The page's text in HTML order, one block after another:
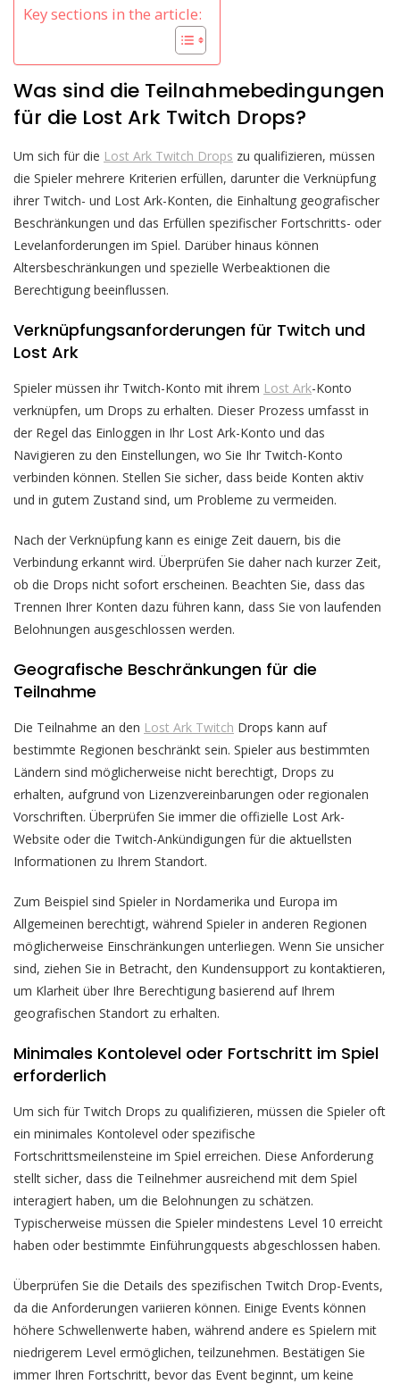
Key sections in the article:
Was sind die Teilnahmebedingungen
für die Lost Ark Twitch Drops?
Um sich für die Lost Ark Twitch Drops zu qualifizieren, müssen
die Spieler mehrere Kriterien erfüllen, darunter die Verknüpfung
ihrer Twitch- und Lost Ark-Konten, die Einhaltung geografischer
Beschränkungen und das Erfüllen spezifischer Fortschritts- oder
Levelanforderungen im Spiel. Darüber hinaus können
Altersbeschränkungen und spezielle Werbeaktionen die
Berechtigung beeinflussen.
Verknüpfungsanforderungen für Twitch und
Lost Ark
Spieler müssen ihr Twitch-Konto mit ihrem Lost Ark-Konto
verknüpfen, um Drops zu erhalten. Dieser Prozess umfasst in
der Regel das Einloggen in Ihr Lost Ark-Konto und das
Navigieren zu den Einstellungen, wo Sie Ihr Twitch-Konto
verbinden können. Stellen Sie sicher, dass beide Konten aktiv
und in gutem Zustand sind, um Probleme zu vermeiden.
Nach der Verknüpfung kann es einige Zeit dauern, bis die
Verbindung erkannt wird. Überprüfen Sie daher nach kurzer Zeit,
ob die Drops nicht sofort erscheinen. Beachten Sie, dass das
Trennen Ihrer Konten dazu führen kann, dass Sie von laufenden
Belohnungen ausgeschlossen werden.
Geografische Beschränkungen für die
Teilnahme
Die Teilnahme an den Lost Ark Twitch Drops kann auf
bestimmte Regionen beschränkt sein. Spieler aus bestimmten
Ländern sind möglicherweise nicht berechtigt, Drops zu
erhalten, aufgrund von Lizenzvereinbarungen oder regionalen
Vorschriften. Überprüfen Sie immer die offizielle Lost Ark-
Website oder die Twitch-Ankündigungen für die aktuellsten
Informationen zu Ihrem Standort.
Zum Beispiel sind Spieler in Nordamerika und Europa im
Allgemeinen berechtigt, während Spieler in anderen Regionen
möglicherweise Einschränkungen unterliegen. Wenn Sie unsicher
sind, ziehen Sie in Betracht, den Kundensupport zu kontaktieren,
um Klarheit über Ihre Berechtigung basierend auf Ihrem
geografischen Standort zu erhalten.
Minimales Kontolevel oder Fortschritt im Spiel
erforderlich
Um sich für Twitch Drops zu qualifizieren, müssen die Spieler oft
ein minimales Kontolevel oder spezifische
Fortschrittsmeilensteine im Spiel erreichen. Diese Anforderung
stellt sicher, dass die Teilnehmer ausreichend mit dem Spiel
interagiert haben, um die Belohnungen zu schätzen.
Typischerweise müssen die Spieler mindestens Level 10 erreicht
haben oder bestimmte Einführungquests abgeschlossen haben.
Überprüfen Sie die Details des spezifischen Twitch Drop-Events,
da die Anforderungen variieren können. Einige Events können
höhere Schwellenwerte haben, während andere es Spielern mit
niedrigerem Level ermöglichen, teilzunehmen. Bestätigen Sie
immer Ihren Fortschritt, bevor das Event beginnt, um keine